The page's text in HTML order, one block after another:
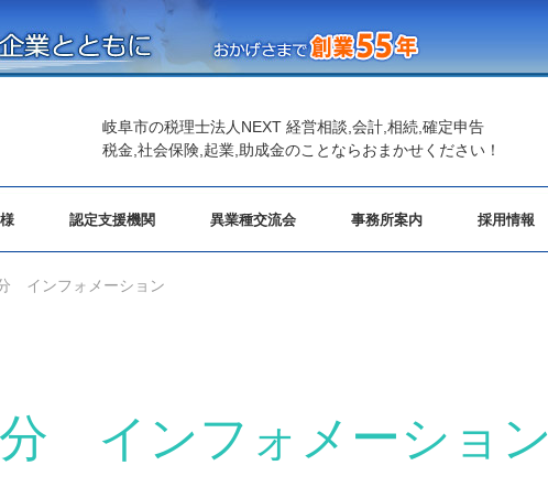
岐阜市の税理士法人NEXT 経営相談,会計,相続,確定申告
税金,社会保険,起業,助成金のことならおまかせください！
認定支援機関 異業種交流会 事務所案内 採用情報
インフォメーション
インフォメーション